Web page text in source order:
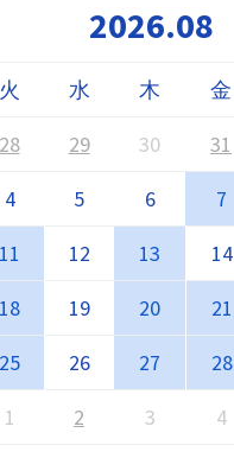
2026.08
火 水 木 金
28 29 30 31
4 5 6 7
11 12 13 14
18 19 20 21
25 26 27 28
1 2 3 4